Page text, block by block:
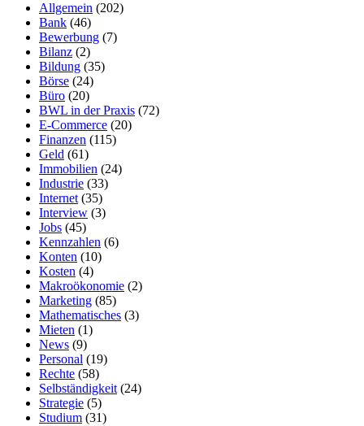
Allgemein (202)
Bank (46)
Bewerbung (7)
Bilanz (2)
Bildung (35)
Börse (24)
Büro (20)
BWL in der Praxis (72)
E-Commerce (20)
Finanzen (115)
Geld (61)
Immobilien (24)
Industrie (33)
Internet (35)
Interview (3)
Jobs (45)
Kennzahlen (6)
Konten (10)
Kosten (4)
Makroökonomie (2)
Marketing (85)
Mathematisches (3)
Mieten (1)
News (9)
Personal (19)
Rechte (58)
Selbständigkeit (24)
Strategie (5)
Studium (31)